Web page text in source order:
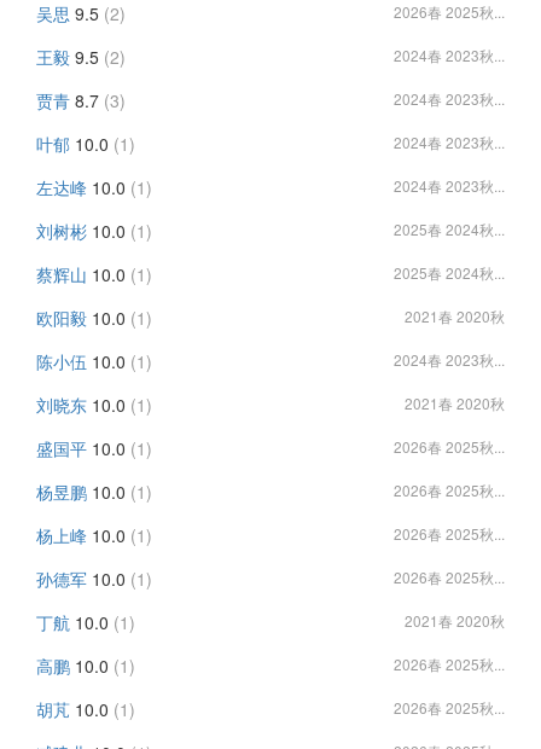
吴思 9.5 (2) 2026春 2025秋...
王毅 9.5 (2) 2024春 2023秋...
贾青 8.7 (3) 2024春 2023秋...
叶郁 10.0 (1) 2024春 2023秋...
左达峰 10.0 (1) 2024春 2023秋...
刘树彬 10.0 (1) 2025春 2024秋...
蔡辉山 10.0 (1) 2025春 2024秋...
欧阳毅 10.0 (1) 2021春 2020秋
陈小伍 10.0 (1) 2024春 2023秋...
刘晓东 10.0 (1) 2021春 2020秋
盛国平 10.0 (1) 2026春 2025秋...
杨昱鹏 10.0 (1) 2026春 2025秋...
杨上峰 10.0 (1) 2026春 2025秋...
孙德军 10.0 (1) 2026春 2025秋...
丁航 10.0 (1) 2021春 2020秋
高鹏 10.0 (1) 2026春 2025秋...
胡芃 10.0 (1) 2026春 2025秋...